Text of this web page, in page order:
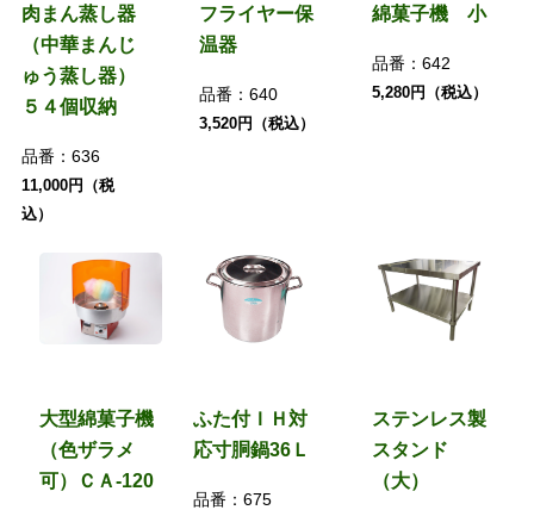
肉まん蒸し器
（中華まんじ
ゅう蒸し器）
５４個収納
品番： 636
11,000円（税
込）
フライヤー保
温器
品番：640
3,520円（税込）
綿菓子機 小
品番：642
5,280円（税込）
大型綿菓子機
（色ザラメ
可）ＣＡ-120
ふた付ＩＨ対
応寸胴鍋36Ｌ
品番：675
ステンレス製
スタンド
（大）